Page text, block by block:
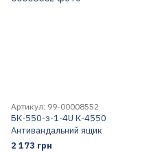
Артикул: 99-00008552
БК-550-з-1-4U К-4550
Антивандальний ящик
2 173 грн